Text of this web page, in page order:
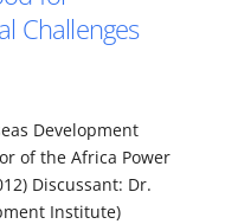
Challenges
Development
of the Africa Power
Discussant: Dr.
Institute)